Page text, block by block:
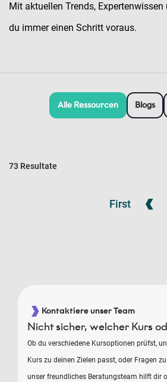
Mit aktuellen Trends,
du immer einen Schritt voraus.
Alle Ressourcen Blogs
73 Resultate
First
Kontaktiere unser Team
Nicht sicher, welcher Kurs
Ob du verschiedene Kursoptionen prüfst,
Kurs zu deinen Zielen passt, oder Fragen
unser freundliches Beratungsteam hilft dir